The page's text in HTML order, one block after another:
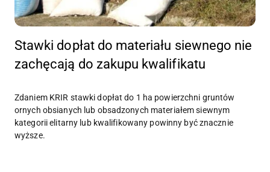
Stawki dopłat do materiału siewnego nie
zachęcają do zakupu kwalifikatu
Zdaniem KRIR stawki dopłat do 1 ha powierzchni gruntów
ornych obsianych lub obsadzonych materiałem siewnym
kategorii elitarny lub kwalifikowany powinny być znacznie
wyższe.